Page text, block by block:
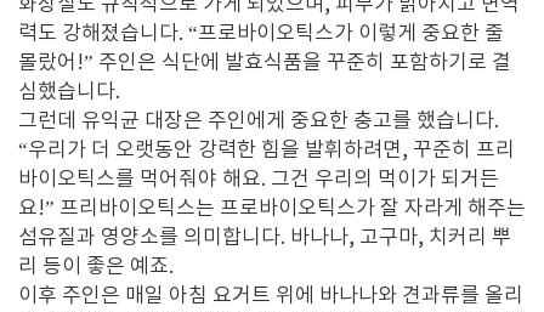
화장실도 규칙적으로 가게 되었으며, 피부가 맑아지고 면역
력도 강해졌습니다. “프로바이오틱스가 이렇게 중요한 줄
몰랐어!” 주인은 식단에 발효식품을 꾸준히 포함하기로 결
심했습니다.
그런데 유익균 대장은 주인에게 중요한 충고를 했습니다.
“우리가 더 오랫동안 강력한 힘을 발휘하려면, 꾸준히 프리
바이오틱스를 먹어줘야 해요. 그건 우리의 먹이가 되거든
요!” 프리바이오틱스는 프로바이오틱스가 잘 자라게 해주는
섬유질과 영양소를 의미합니다. 바나나, 고구마, 치커리 뿌
리 등이 좋은 예죠.
이후 주인은 매일 아침 요거트 위에 바나나와 견과류를 올리